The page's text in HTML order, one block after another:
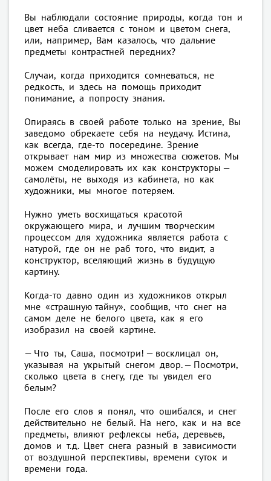
Вы наблюдали состояние природы, когда тон и
цвет неба сливается с тоном и цветом снега,
или, например, Вам казалось, что дальние
предметы контрастней передних?
Случаи, когда приходится сомневаться, не
редкость, и здесь на помощь приходит
понимание, а попросту знания.
Опираясь в своей работе только на зрение, Вы
заведомо обрекаете себя на неудачу. Истина,
как всегда, где-то посередине. Зрение
открывает нам мир из множества сюжетов. Мы
можем смоделировать их как конструкторы —
самолёты, не выходя из кабинета, но как
художники, мы многое потеряем.
Нужно уметь восхищаться красотой
окружающего мира, и лучшим творческим
процессом для художника является работа с
натурой, где он не раб того, что видит, а
конструктор, вселяющий жизнь в будущую
картину.
Когда-то давно один из художников открыл
мне «страшную тайну», сообщив, что снег на
самом деле не белого цвета, как я его
изобразил на своей картине.
— Что ты, Саша, посмотри! — восклицал он,
указывая на укрытый снегом двор. — Посмотри,
сколько цвета в снегу, где ты увидел его
белым?
После его слов я понял, что ошибался, и снег
действительно не белый. На него, как и на все
предметы, влияют рефлексы неба, деревьев,
домов и т.д. Цвет снега разный в зависимости
от воздушной перспективы, времени суток и
времени года.